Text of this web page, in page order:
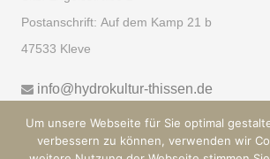
Postanschrift: Auf dem Kamp 21 b
47533 Kleve
info@hydrokultur-thissen.de
Um unsere Webseite für Sie optimal
verbessern zu können, verwenden wir